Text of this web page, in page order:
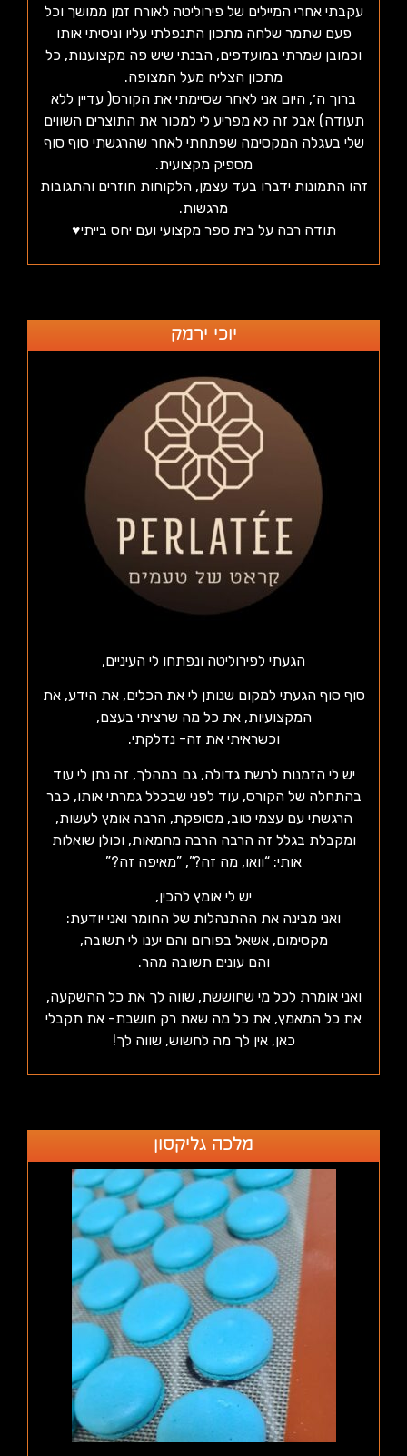
עקבתי אחרי המיילים של פירוליטה לאורח זמן ממושך וכל
פעם שתמר שלחה מתכון התנפלתי עליו וניסיתי אותו
וכמובן שמרתי במועדפים, הבנתי שיש פה מקצוענות, כל
מתכון הצליח מעל המצופה.
ברוך ה׳, היום אני לאחר שסיימתי את הקורס( עדיין ללא
תעודה) אבל זה לא מפריע לי למכור את התוצרים השווים
שלי בעגלה המקסימה שפתחתי לאחר שהרגשתי סוף סוף
מספיק מקצועית.
זהו התמונות ידברו בעד עצמן, הלקוחות חוזרים והתגובות
מרגשות.
תודה רבה על בית ספר מקצועי ועם יחס בייתי♥️
יוכי ירמק
הגעתי לפירוליטה ונפתחו לי העיניים,
סוף סוף הגעתי למקום שנותן לי את הכלים, את הידע, את
המקצועיות, את כל מה שרציתי בעצם,
וכשראיתי את זה- נדלקתי.
יש לי הזמנות לרשת גדולה, גם במהלך, זה נתן לי עוד
בהתחלה של הקורס, עוד לפני שבכלל גמרתי אותו, כבר
הרגשתי עם עצמי טוב, מסופקת, הרבה אומץ לעשות,
ומקבלת בגלל זה הרבה הרבה מחמאות, וכולן שואלות
אותי: “וואו, מה זה?”, ”מאיפה זה?”
יש לי אומץ להכין,
ואני מבינה את ההתנהלות של החומר ואני יודעת:
מקסימום, אשאל בפורום והם יענו לי תשובה,
והם עונים תשובה מהר.
ואני אומרת לכל מי שחוששת, שווה לך את כל ההשקעה,
את כל המאמץ, את כל מה שאת רק חושבת- את תקבלי
כאן, אין לך מה לחשוש, שווה לך!
מלכה גליקסון